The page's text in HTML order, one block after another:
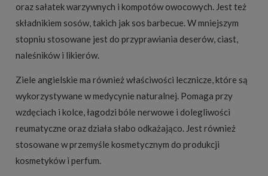
oraz sałatek warzywnych i kompotów owocowych. Jest też
składnikiem sosów, takich jak sos barbecue. W mniejszym
stopniu stosowane jest do przyprawiania deserów, ciast,
naleśników i likierów.
Ziele angielskie ma również właściwości lecznicze, które są
wykorzystywane w medycynie naturalnej. Pomaga przy
wzdęciach i kolce, łagodzi bóle nerwowe i dolegliwości
reumatyczne oraz działa słabo odkażająco. Jest również
stosowane w przemyśle kosmetycznym do produkcji
kosmetyków i perfum.